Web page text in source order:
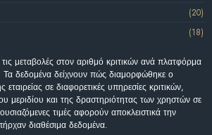
(20)
(18)
μεταβολές στον αριθμό κριτικών ανά πλατφόρμα
Τα δεδομένα δείχνουν πώς διαμορφώθηκε ο
σε διαφορετικές υπηρεσίες κριτικών,
μεριδίου και της δραστηριότητας των χρηστών σε
τιμές αφορούν αποκλειστικά την
διαθέσιμα δεδομένα.